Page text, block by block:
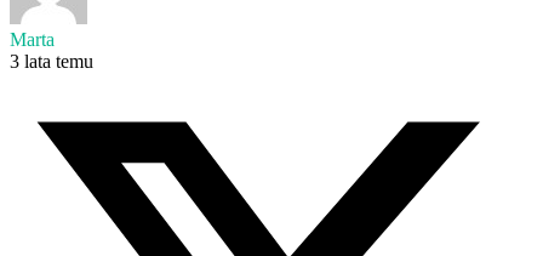
Marta
3 lata temu